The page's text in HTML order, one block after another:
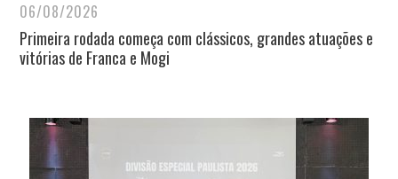
06/08/2026
Primeira rodada começa com clássicos, grandes atuações e
vitórias de Franca e Mogi